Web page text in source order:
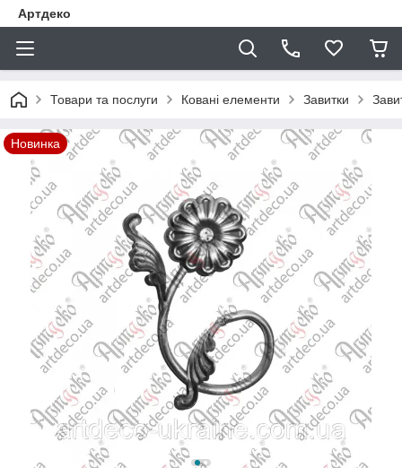
Артдеко
Товари та послуги Ковані елементи Завитки
Новинка